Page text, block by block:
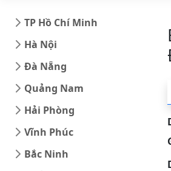
TP Hồ Chí Minh
Hà Nội
Đà Nẵng
Quảng Nam
Hải Phòng
Vĩnh Phúc
Bắc Ninh